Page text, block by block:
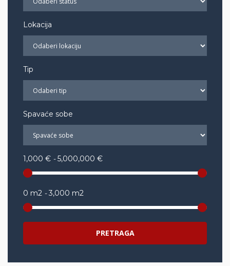
Lokacija
Tip
Spavaće sobe
1,000 € - 5,000,000 €
0 m2 - 3,000 m2
PRETRAGA